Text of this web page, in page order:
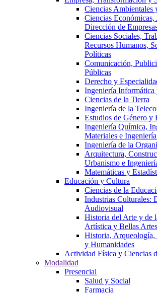
Ciencias Ambientales
Ciencias
Dirección de
Ciencias Sociales,
Recursos Humanos,
Políticas
Comunicación,
Públicas
Derecho y
Ingeniería Informática
Ciencias de la Tierra
Ingeniería de la
Estudios de Género y
Ingeniería Química,
Materiales e
Ingeniería de la
Arquitectura,
Urbanismo e
Matemáticas y
Educación y Cultura
Ciencias de la
Industrias Culturales:
Audiovisual
Historia del Arte y de
Artística y Bellas Artes
Historia,
y Humanidades
Actividad Física y Ciencias
Modalidad
Presencial
Salud y Social
Farmacia